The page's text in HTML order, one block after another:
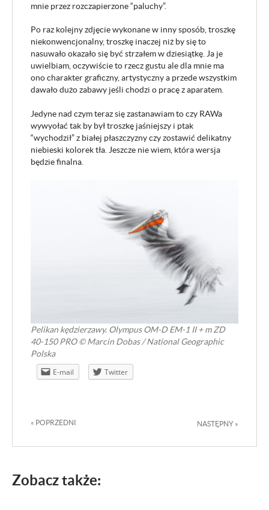
mnie przez rozczapierzone “paluchy”.
Po raz kolejny zdjęcie wykonane w inny sposób, troszkę
niekonwencjonalny, troszkę inaczej niż by się to
nasuwało okazało się być strzałem w dziesiątkę. Ja je
uwielbiam, oczywiście to rzecz gustu ale dla mnie ma
ono charakter graficzny, artystyczny a przede wszystkim
dawało dużo zabawy jeśli chodzi o pracę z aparatem.
Jedyne nad czym teraz się zastanawiam to czy RAWa
wywyołać tak by był troszkę jaśniejszy i ptak
“wychodził” z białej płaszczyzny czy zostawić delikatny
niebieski kolorek tła. Jeszcze nie wiem, która wersja
będzie finalna.
Pelikan kędzierzawy. Olympus OM-D EM-1 II + m ZD
40-150 PRO © Marcin Dobas / National Geographic
Polska
E-mail Twitter
« POPRZEDNI NASTĘPNY »
Zobacz także:
Malé plavidlo